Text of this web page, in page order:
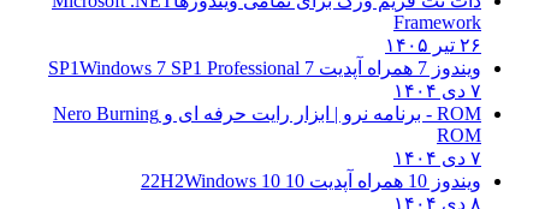
Framework
۲۶ تیر ۱۴۰۵
ویندوز 7 همراه آپدیت 7 SP1
Windows 7 SP1 Professional
۷ دی ۱۴۰۴
ROM - برنامه نرو | ابزار رایت حرفه ای و
Nero Burning
ROM
۷ دی ۱۴۰۴
ویندوز 10 همراه آپدیت 10 22H2
Windows 10
۸ دی ۱۴۰۴